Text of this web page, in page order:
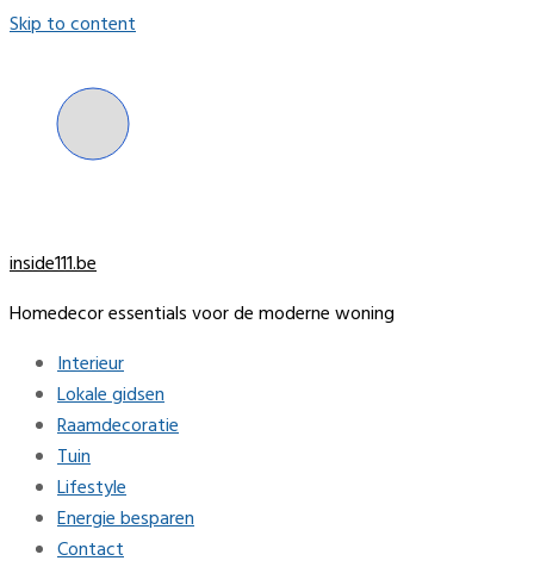
Skip to content
inside111.be
Homedecor essentials voor de moderne woning
Interieur
Lokale gidsen
Raamdecoratie
Tuin
Lifestyle
Energie besparen
Contact